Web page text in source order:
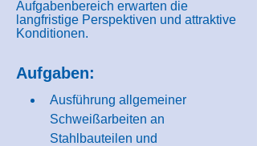
Aufgabenbereich erwarten die
langfristige Perspektiven und attraktive
Konditionen.
Aufgaben:
Ausführung allgemeiner
Schweißarbeiten an
Stahlbauteilen und